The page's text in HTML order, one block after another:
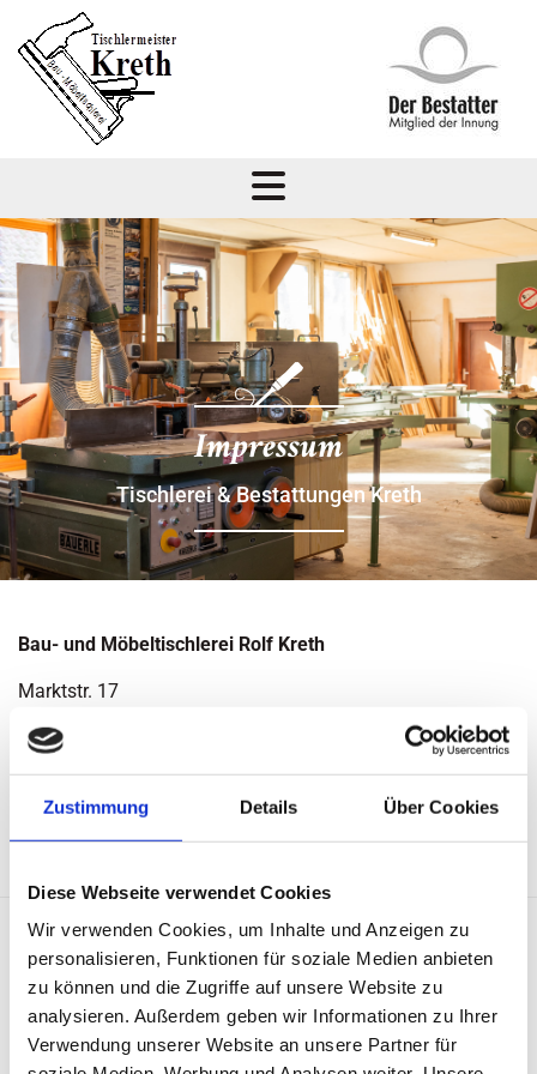
Zustimmung Details Über Cookies
Diese Webseite verwendet Cookies
Wir verwenden Cookies, um Inhalte und Anzeigen zu
personalisieren, Funktionen für soziale Medien anbieten
zu können und die Zugriffe auf unsere Website zu
analysieren. Außerdem geben wir Informationen zu Ihrer
Verwendung unserer Website an unsere Partner für
Zum Inhalt springen
Impressum
Tischlerei & Bestattungen Kreth
Bau- und Möbeltischlerei Rolf Kreth
Marktstr. 17
29693 Ahlden (Aller)
Rechtlicher Hinweis:Die EU hat ein Online-Verfahren zur
Beilegung von Streitigkeiten zwischen Unternehmern und
Verbrauchern geschaffen. Informationen dazu finden Sie
unterhttps://ec.europa.eu/consumers/odr/